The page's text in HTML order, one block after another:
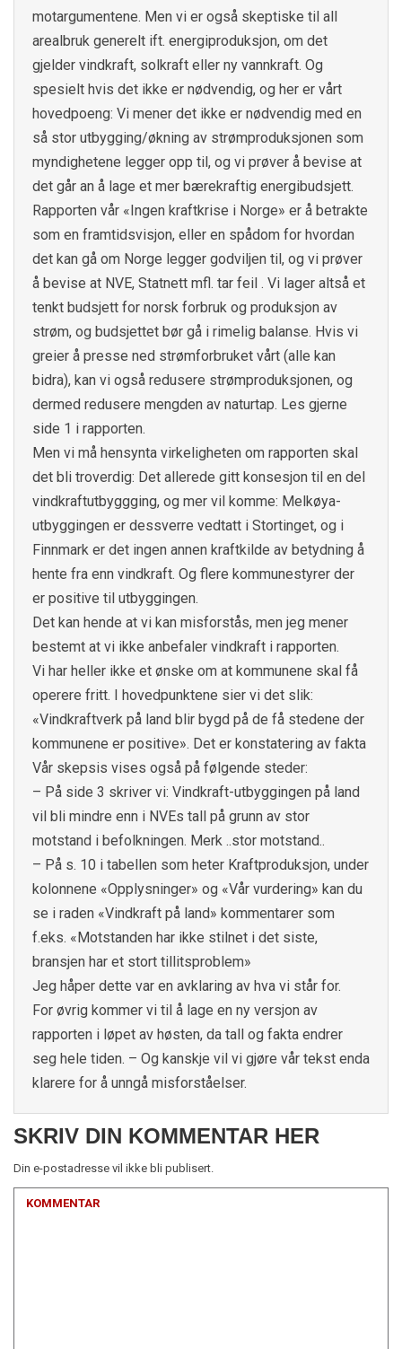
motargumentene. Men vi er også skeptiske til all
arealbruk generelt ift. energiproduksjon, om det
gjelder vindkraft, solkraft eller ny vannkraft. Og
spesielt hvis det ikke er nødvendig, og her er vårt
hovedpoeng: Vi mener det ikke er nødvendig med en
så stor utbygging/økning av strømproduksjonen som
myndighetene legger opp til, og vi prøver å bevise at
det går an å lage et mer bærekraftig energibudsjett.
Rapporten vår «Ingen kraftkrise i Norge» er å betrakte
som en framtidsvisjon, eller en spådom for hvordan
det kan gå om Norge legger godviljen til, og vi prøver
å bevise at NVE, Statnett mfl. tar feil . Vi lager altså et
tenkt budsjett for norsk forbruk og produksjon av
strøm, og budsjettet bør gå i rimelig balanse. Hvis vi
greier å presse ned strømforbruket vårt (alle kan
bidra), kan vi også redusere strømproduksjonen, og
dermed redusere mengden av naturtap. Les gjerne
side 1 i rapporten.
Men vi må hensynta virkeligheten om rapporten skal
det bli troverdig: Det allerede gitt konsesjon til en del
vindkraftutbyggging, og mer vil komme: Melkøya-
utbyggingen er dessverre vedtatt i Stortinget, og i
Finnmark er det ingen annen kraftkilde av betydning å
hente fra enn vindkraft. Og flere kommunestyrer der
er positive til utbyggingen.
Det kan hende at vi kan misforstås, men jeg mener
bestemt at vi ikke anbefaler vindkraft i rapporten.
Vi har heller ikke et ønske om at kommunene skal få
operere fritt. I hovedpunktene sier vi det slik:
«Vindkraftverk på land blir bygd på de få stedene der
kommunene er positive». Det er konstatering av fakta
Vår skepsis vises også på følgende steder:
– På side 3 skriver vi: Vindkraft-utbyggingen på land
vil bli mindre enn i NVEs tall på grunn av stor
motstand i befolkningen. Merk ..stor motstand..
– På s. 10 i tabellen som heter Kraftproduksjon, under
kolonnene «Opplysninger» og «Vår vurdering» kan du
se i raden «Vindkraft på land» kommentarer som
f.eks. «Motstanden har ikke stilnet i det siste,
bransjen har et stort tillitsproblem»
Jeg håper dette var en avklaring av hva vi står for.
For øvrig kommer vi til å lage en ny versjon av
rapporten i løpet av høsten, da tall og fakta endrer
seg hele tiden. – Og kanskje vil vi gjøre vår tekst enda
klarere for å unngå misforståelser.
SKRIV DIN KOMMENTAR HER
Din e-postadresse vil ikke bli publisert.
KOMMENTAR